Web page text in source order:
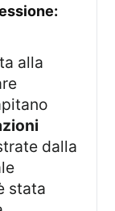
dalla
stata